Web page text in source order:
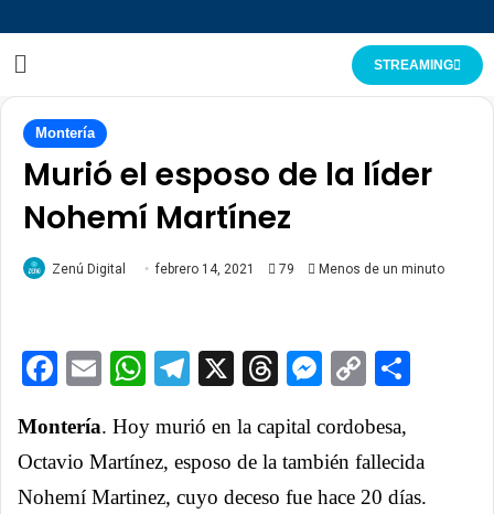
STREAMING
Montería
Murió el esposo de la líder
Nohemí Martínez
Zenú Digital febrero 14, 2021 79 Menos de un minuto
Facebook
EmailWhatsApp
Telegram
X ThreadsCopy
Montería. Hoy murió en la capital cordobesa,
Octavio Martínez, esposo de la también fallecida
Nohemí Martinez, cuyo deceso fue hace 20 días.